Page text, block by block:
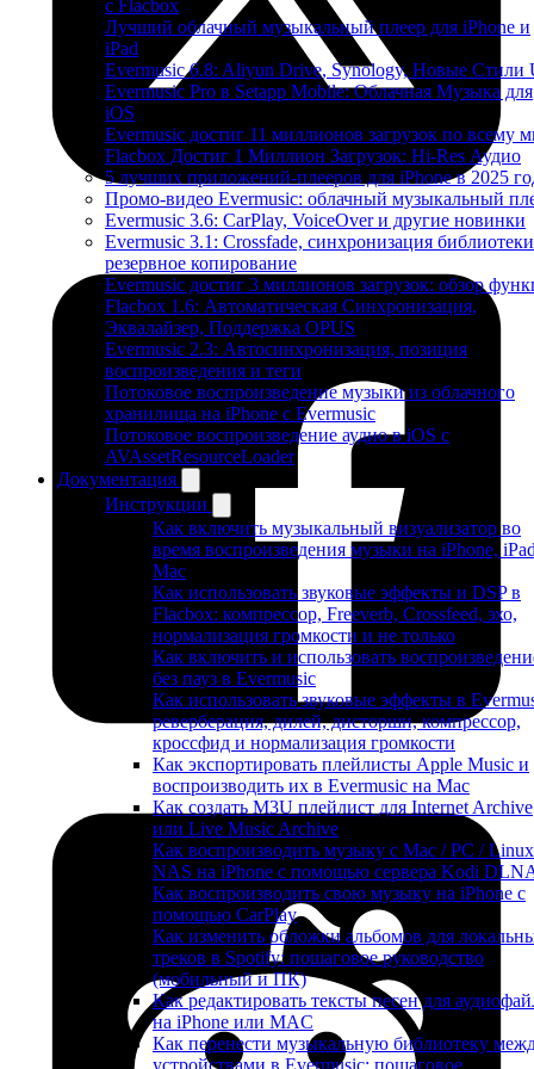
с Flacbox
Лучший облачный музыкальный плеер для iPhone и
iPad
Evermusic 6.8: Aliyun Drive, Synology, Новые Стили
Evermusic Pro в Setapp Mobile: Облачная Музыка для
iOS
Evermusic достиг 11 миллионов загрузок по всему
Flacbox Достиг 1 Миллион Загрузок: Hi-Res Аудио
5 лучших приложений-плееров для iPhone в 2025
Промо-видео Evermusic: облачный музыкальный
Evermusic 3.6: CarPlay, VoiceOver и другие новинки
Evermusic 3.1: Crossfade, синхронизация
резервное копирование
Evermusic достиг 3 миллионов загрузок: обзор
Flacbox 1.6: Автоматическая Синхронизация,
Эквалайзер, Поддержка OPUS
Evermusic 2.3: Автосинхронизация, позиция
воспроизведения и теги
Потоковое воспроизведение музыки из облачного
хранилища на iPhone с Evermusic
Потоковое воспроизведение аудио в iOS с
AVAssetResourceLoader
Документация
Инструкции
Как включить музыкальный визуализатор во
время воспроизведения музыки на iPhone,
Mac
Как использовать звуковые эффекты и DSP в
Flacbox: компрессор, Freeverb, Crossfeed, эхо,
нормализация громкости и не только
Как включить и использовать
без пауз в Evermusic
Как использовать звуковые эффекты в
реверберация, дилей, дисторшн, компрессор,
кроссфид и нормализация громкости
Как экспортировать плейлисты Apple Music и
воспроизводить их в Evermusic на Mac
Как создать M3U плейлист для Internet Archive
или Live Music Archive
Как воспроизводить музыку с Mac / PC /
NAS на iPhone с помощью сервера Kodi
Как воспроизводить свою музыку на iPhone с
помощью CarPlay
Как изменить обложки альбомов для
треков в Spotify: пошаговое руководство
(мобильный и ПК)
Как редактировать тексты песен для
на iPhone или MAC
Как перенести музыкальную библиотеку
устройствами в Evermusic: пошаговое